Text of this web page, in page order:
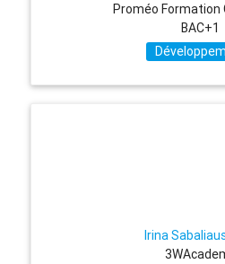
Proméo Formation
BAC+1
Irina